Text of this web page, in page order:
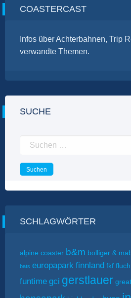
COASTERCAST
Infos über Achterbahnen, Trip
verwandte Themen.
SUCHE
Suchen
SCHLAGWÖRTER
alpine coaster b&m bolliger &
bats europapark finnland fkf
funtime gci gerstlauer